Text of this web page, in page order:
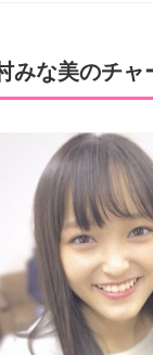
みな美のチャ